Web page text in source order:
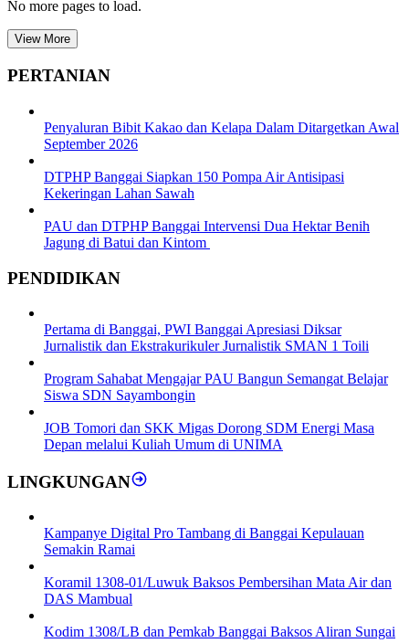
No more pages to load.
View More
PERTANIAN
Penyaluran Bibit Kakao dan Kelapa Dalam Ditargetkan Awal
September 2026
DTPHP Banggai Siapkan 150 Pompa Air Antisipasi
Kekeringan Lahan Sawah
PAU dan DTPHP Banggai Intervensi Dua Hektar Benih
Jagung di Batui dan Kintom
PENDIDIKAN
Pertama di Banggai, PWI Banggai Apresiasi Diksar
Jurnalistik dan Ekstrakurikuler Jurnalistik SMAN 1 Toili
Program Sahabat Mengajar PAU Bangun Semangat Belajar
Siswa SDN Sayambongin
JOB Tomori dan SKK Migas Dorong SDM Energi Masa
Depan melalui Kuliah Umum di UNIMA
LINGKUNGAN
Kampanye Digital Pro Tambang di Banggai Kepulauan
Semakin Ramai
Koramil 1308-01/Luwuk Baksos Pembersihan Mata Air dan
DAS Mambual
Kodim 1308/LB dan Pemkab Banggai Baksos Aliran Sungai